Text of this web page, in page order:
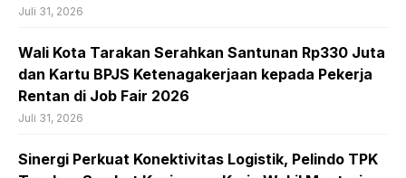
Juli 31, 2026
Wali Kota Tarakan Serahkan Santunan Rp330 Juta
dan Kartu BPJS Ketenagakerjaan kepada Pekerja
Rentan di Job Fair 2026
Juli 31, 2026
Sinergi Perkuat Konektivitas Logistik, Pelindo TPK